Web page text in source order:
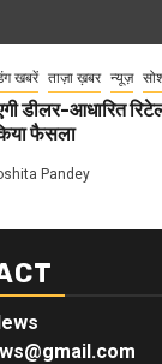
खबरें ताज़ा ख़बर न्यूज़
डीलर-आधारित
फैसला
Pandey